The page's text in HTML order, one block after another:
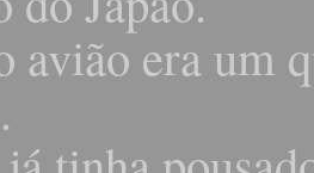
avião era um